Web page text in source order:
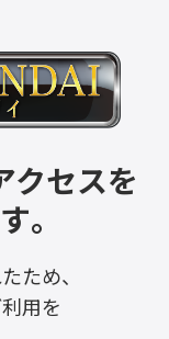
クセスを
。
ため、
用を